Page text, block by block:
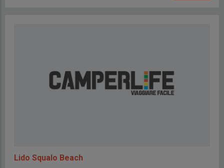
Lido Squalo Beach